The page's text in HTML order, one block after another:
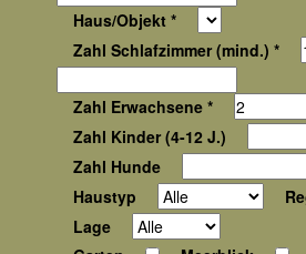
Haus/Objekt *
Zahl Schlafzimmer (mind.) *
Zahl Erwachsene *
Zahl Kinder (4-12 J.)
Zahl Hunde
Haustyp
Lage